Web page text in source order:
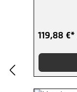
119,88 €*